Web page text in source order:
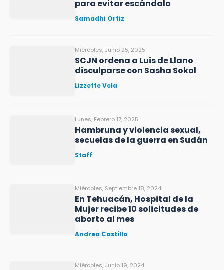
para evitar escándalo
Samadhi Ortiz
Miércoles, Junio 25, 2025
SCJN ordena a Luis de Llano
disculparse con Sasha Sokol
Lizzette Vela
Lunes, Febrero 17, 2025
Hambruna y violencia sexual,
secuelas de la guerra en Sudán
Staff
Miércoles, Septiembre 18, 2024
En Tehuacán, Hospital de la
Mujer recibe 10 solicitudes de
aborto al mes
Andrea Castillo
Miércoles, Junio 19, 2024